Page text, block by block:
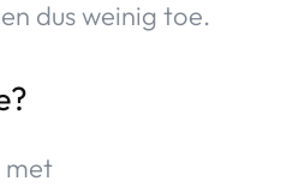
dus weinig toe.
met